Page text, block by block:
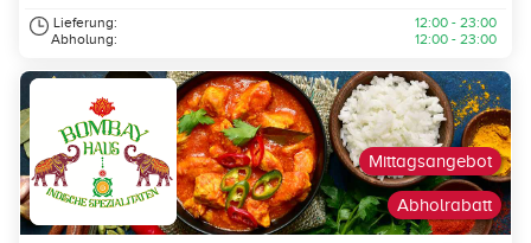
Lieferung:
Abholung:
12:00 - 23:00
12:00 - 23:00
Abholrabatt
Mittagsangebot